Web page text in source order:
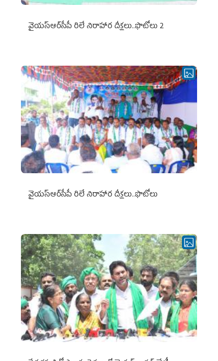
వైయ‌స్ఆర్‌సీపీ రిలే నిరాహార దీక్షలు..ఫొటోలు 2
వైయ‌స్ఆర్‌సీపీ రిలే నిరాహార దీక్షలు..ఫొటోలు